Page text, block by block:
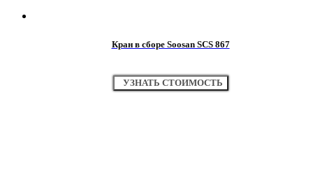
Кран в сборе Soosan SCS 867
УЗНАТЬ СТОИМОСТЬ